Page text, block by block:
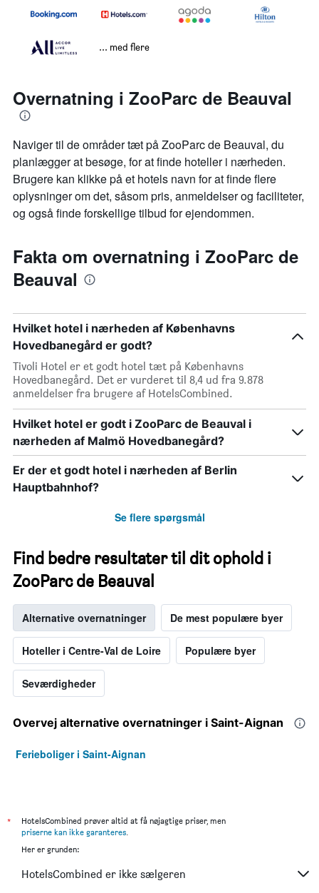
... med flere
Overnatning i ZooParc de Beauval
Naviger til de områder tæt på ZooParc de Beauval, du
planlægger at besøge, for at finde hoteller i nærheden.
Brugere kan klikke på et hotels navn for at finde flere
oplysninger om det, såsom pris, anmeldelser og faciliteter,
og også finde forskellige tilbud for ejendommen.
Fakta om overnatning i ZooParc de
Beauval
Hvilket hotel i nærheden af Københavns
Hovedbanegård er godt?
Tivoli Hotel er et godt hotel tæt på Københavns
Hovedbanegård. Det er vurderet til 8,4 ud fra 9.878
anmeldelser fra brugere af HotelsCombined.
Hvilket hotel er godt i ZooParc de Beauval i
nærheden af Malmö Hovedbanegård?
Er der et godt hotel i nærheden af Berlin
Hauptbahnhof?
Se flere spørgsmål
Find bedre resultater til dit ophold i
ZooParc de Beauval
Alternative overnatninger De mest populære byer
Hoteller i Centre-Val de Loire Populære byer
Seværdigheder
Overvej alternative overnatninger i Saint-Aignan
Ferieboliger i Saint-Aignan
*
HotelsCombined prøver altid at få nøjagtige priser, men
priserne kan ikke garanteres.
Her er grunden:
HotelsCombined er ikke sælgeren